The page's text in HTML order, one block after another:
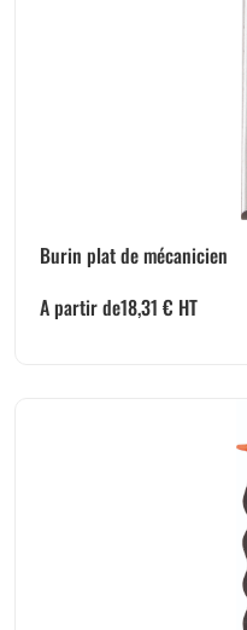
Burin plat de mécanicien
A partir de18,31 € HT